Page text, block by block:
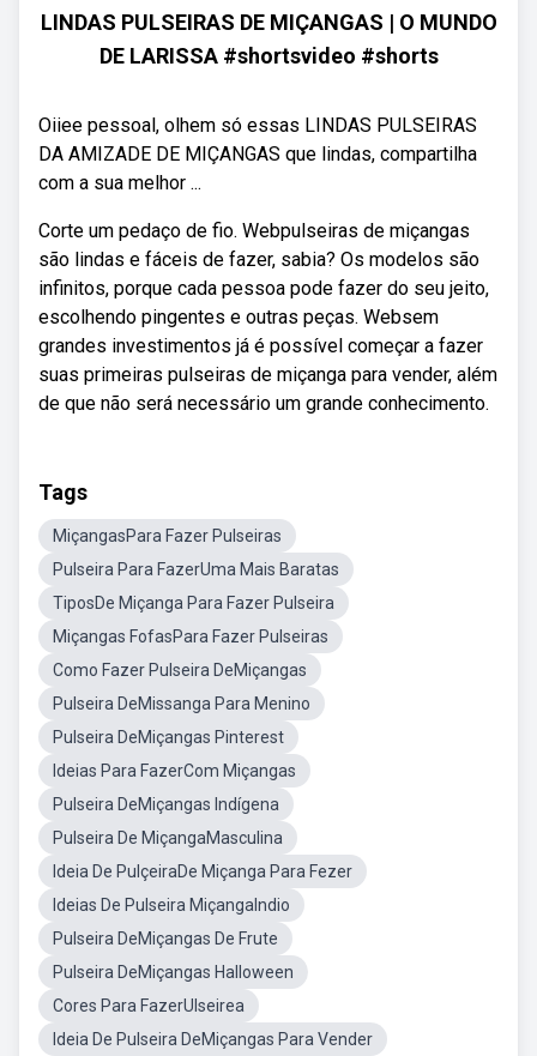
LINDAS PULSEIRAS DE MIÇANGAS | O MUNDO
DE LARISSA #shortsvideo #shorts
Oiiee pessoal, olhem só essas LINDAS PULSEIRAS
DA AMIZADE DE MIÇANGAS que lindas, compartilha
com a sua melhor ...
Corte um pedaço de fio. Webpulseiras de miçangas
são lindas e fáceis de fazer, sabia? Os modelos são
infinitos, porque cada pessoa pode fazer do seu jeito,
escolhendo pingentes e outras peças. Websem
grandes investimentos já é possível começar a fazer
suas primeiras pulseiras de miçanga para vender, além
de que não será necessário um grande conhecimento.
Tags
MiçangasPara Fazer Pulseiras
Pulseira Para FazerUma Mais Baratas
TiposDe Miçanga Para Fazer Pulseira
Miçangas FofasPara Fazer Pulseiras
Como Fazer Pulseira DeMiçangas
Pulseira DeMissanga Para Menino
Pulseira DeMiçangas Pinterest
Ideias Para FazerCom Miçangas
Pulseira DeMiçangas Indígena
Pulseira De MiçangaMasculina
Ideia De PulçeiraDe Miçanga Para Fezer
Ideias De Pulseira MiçangaIndio
Pulseira DeMiçangas De Frute
Pulseira DeMiçangas Halloween
Cores Para FazerUlseirea
Ideia De Pulseira DeMiçangas Para Vender